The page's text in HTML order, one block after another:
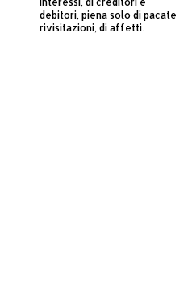
debitori, piena solo di pacate
rivisitazioni, di affetti.